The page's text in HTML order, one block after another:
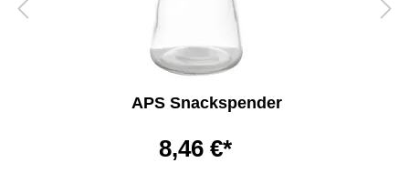
APS Snackspender
8,46 €*